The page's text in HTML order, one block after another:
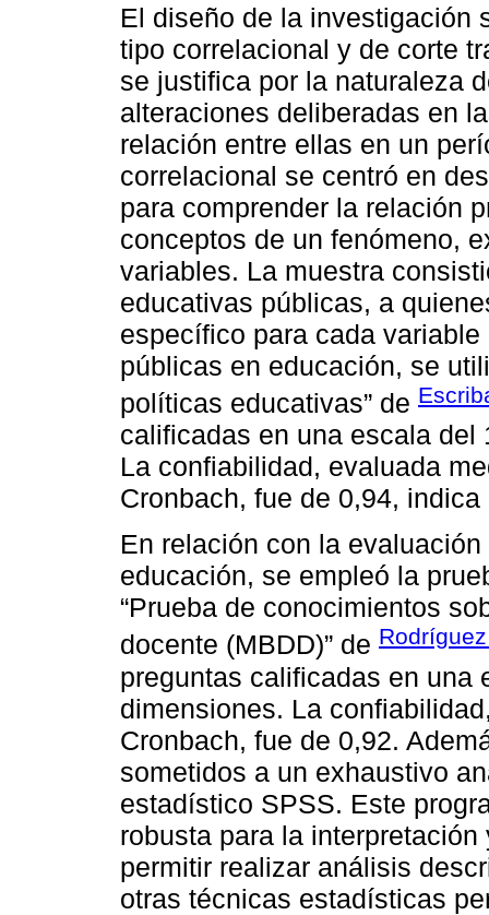
El diseño de la investigación
tipo correlacional y de corte
se justifica por la naturaleza
alteraciones deliberadas en
relación entre ellas en un
correlacional se centró en
para comprender la relación
conceptos de un fenómeno,
variables. La muestra
educativas públicas, a
específico para cada
públicas en educación, se
políticas educativas” de
calificadas en una escala
La confiabilidad, evaluada
Cronbach, fue de 0,94,
En relación con la
educación, se empleó la
“Prueba de conocimientos
docente (MBDD)” de
preguntas calificadas en una
dimensiones. La
Cronbach, fue de 0,92.
sometidos a un exhaustivo
estadístico SPSS. Este
robusta para la
permitir realizar análisis
otras técnicas estadísticas